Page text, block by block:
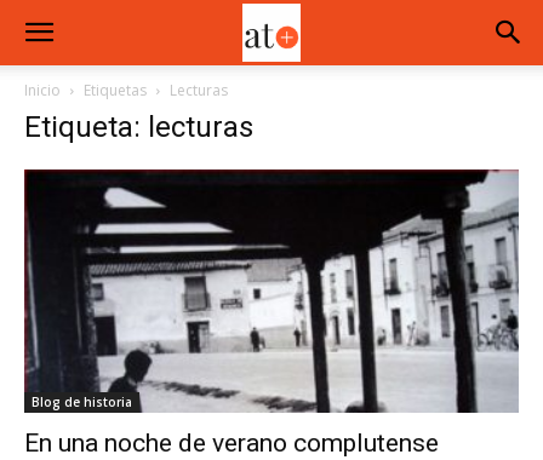
Inicio Etiquetas Lecturas
Etiqueta: lecturas
Blog de historia
En una noche de verano complutense